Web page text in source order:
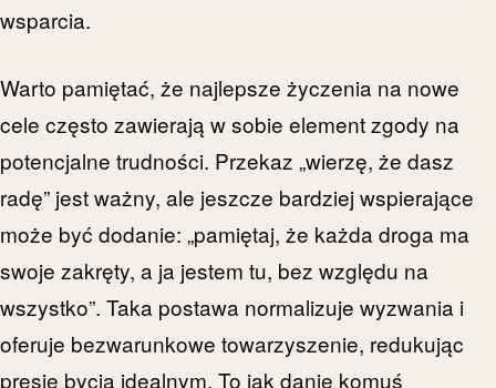
wsparcia.
Warto pamiętać, że najlepsze życzenia na nowe
cele często zawierają w sobie element zgody na
potencjalne trudności. Przekaz „wierzę, że dasz
radę” jest ważny, ale jeszcze bardziej wspierające
może być dodanie: „pamiętaj, że każda droga ma
swoje zakręty, a ja jestem tu, bez względu na
wszystko”. Taka postawa normalizuje wyzwania i
oferuje bezwarunkowe towarzyszenie, redukując
presję bycia idealnym. To jak danie komuś